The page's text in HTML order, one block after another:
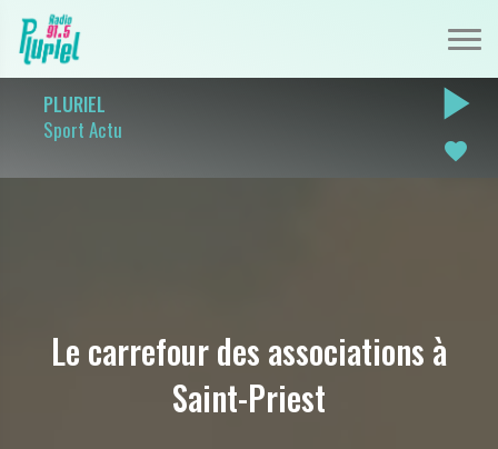
PLURIEL
Sport Actu
play_arrow
favorite
Le carrefour des associations à
Saint-Priest